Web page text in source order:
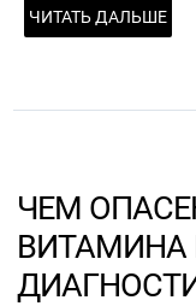
ЧИТАТЬ ДАЛЬШЕ
ЧЕМ
ВИТАМИНА